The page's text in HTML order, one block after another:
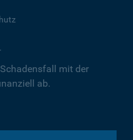
mit der
ab.